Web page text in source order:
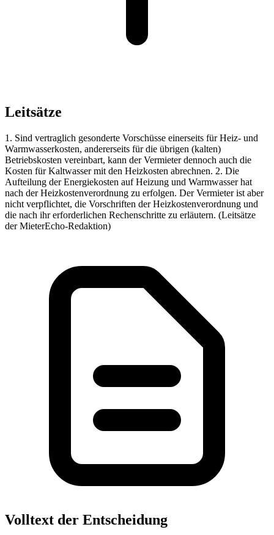
Leitsätze
1. Sind vertraglich gesonderte Vorschüsse einerseits für Heiz- und
Warmwasserkosten, andererseits für die übrigen (kalten)
Betriebskosten vereinbart, kann der Vermieter dennoch auch die
Kosten für Kaltwasser mit den Heizkosten abrechnen. 2. Die
Aufteilung der Energiekosten auf Heizung und Warmwasser hat
nach der Heizkostenverordnung zu erfolgen. Der Vermieter ist aber
nicht verpflichtet, die Vorschriften der Heizkostenverordnung und
die nach ihr erforderlichen Rechenschritte zu erläutern. (Leitsätze
der MieterEcho-Redaktion)
Volltext der Entscheidung